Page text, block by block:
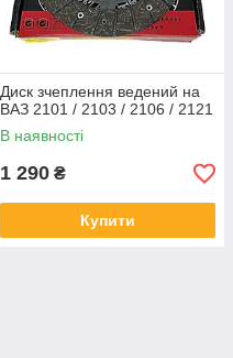
Диск зчеплення ведений на
ВАЗ 2101 / 2103 / 2106 / 2121
В наявності
1 290 ₴
Купити